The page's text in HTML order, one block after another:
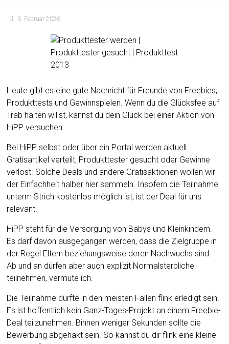
3. Februar 2026
Heute gibt es eine gute Nachricht für Freunde von Freebies,
Produkttests und Gewinnspielen. Wenn du die Glücksfee auf
Trab halten willst, kannst du dein Glück bei einer Aktion von
HiPP versuchen.
Bei HiPP selbst oder über ein Portal werden aktuell
Gratisartikel verteilt, Produkttester gesucht oder Gewinne
verlost. Solche Deals und andere Gratisaktionen wollen wir
der Einfachheit halber hier sammeln. Insofern die Teilnahme
unterm Strich kostenlos möglich ist, ist der Deal für uns
relevant.
HiPP steht für die Versorgung von Babys und Kleinkindern.
Es darf davon ausgegangen werden, dass die Zielgruppe in
der Regel Eltern beziehungsweise deren Nachwuchs sind.
Ab und an dürfen aber auch explizit Normalsterbliche
teilnehmen, vermute ich.
Die Teilnahme dürfte in den meisten Fällen flink erledigt sein.
Es ist hoffentlich kein Ganz-Tages-Projekt an einem Freebie-
Deal teilzunehmen. Binnen weniger Sekunden sollte die
Bewerbung abgehakt sein. So kannst du dir flink eine kleine